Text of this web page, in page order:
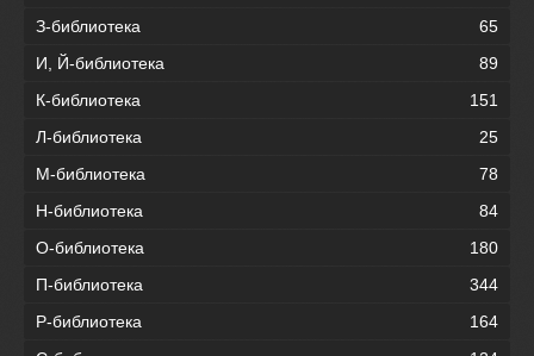
З-библиотека
65
И, Й-библиотека
89
К-библиотека
151
Л-библиотека
25
М-библиотека
78
Н-библиотека
84
О-библиотека
180
П-библиотека
344
Р-библиотека
164